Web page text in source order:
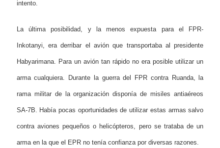
intento.
La última posibilidad, y la menos expuesta para el FPR-
Inkotanyi, era derribar el avión que transportaba al presidente
Habyarimana. Para un avión tan rápido no era posible utilizar un
arma cualquiera. Durante la guerra del FPR contra Ruanda, la
rama militar de la organización disponía de misiles antiaéreos
SA-7B. Había pocas oportunidades de utilizar estas armas salvo
contra aviones pequeños o helicópteros, pero se trataba de un
arma en la que el EPR no tenía confianza por diversas razones.